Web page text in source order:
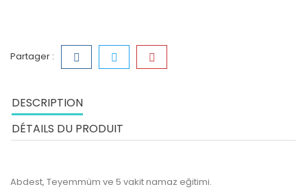
Partager :
DESCRIPTION
DÉTAILS DU PRODUIT
Abdest, Teyemmüm ve 5 vakit namaz eğitimi.